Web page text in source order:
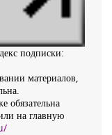
подписки:
материалов,
обязательна
на главную